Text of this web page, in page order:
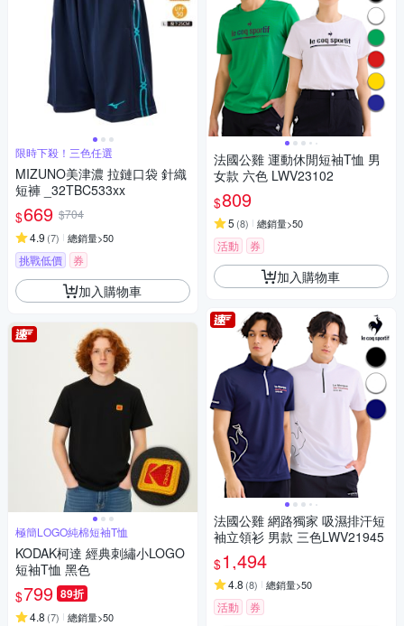
限時下殺！三色任選
MIZUNO美津濃 拉鏈口袋 針織
短褲 _32TBC533xx
$669 $704
4.9 (7) 總銷量>50
挑戰低價 券
加入購物車
極簡LOGO純棉短袖T恤
KODAK柯達 經典刺繡小LOGO
短袖T恤 黑色
$799 89折
4.8 (7) 總銷量>50
法國公雞 運動休閒短袖T恤 男
女款 六色 LWV23102
$809
5 (8) 總銷量>50
活動 券
加入購物車
法國公雞 網路獨家 吸濕排汗短
袖立領衫 男款 三色LWV21945
$1,494
4.8 (8) 總銷量>50
活動 券